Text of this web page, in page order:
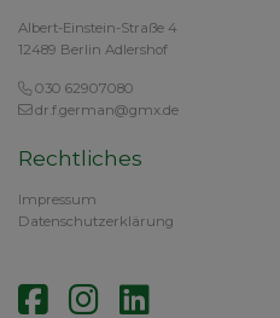
Albert-Einstein-Straße 4
12489 Berlin Adlershof
030 62907080
dr.f.german@gmx.de
Rechtliches
Impressum
Datenschutzerklärung